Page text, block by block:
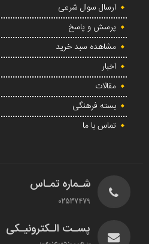
ارسال سوال شرعی
پرسش و پاسخ
مشاهده سبد خرید
اخبار
مقالات
بسته فرهنگی
تماس با ما
شـماره تمـاس
02537479
پسـت الـکترونیـکی